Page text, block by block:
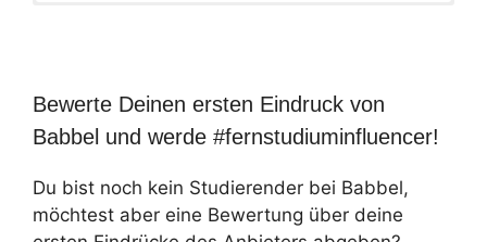
Bewerte Deinen ersten Eindruck von
Babbel und werde #fernstudiuminfluencer!
Du bist noch kein Studierender bei Babbel,
möchtest aber eine Bewertung über deine